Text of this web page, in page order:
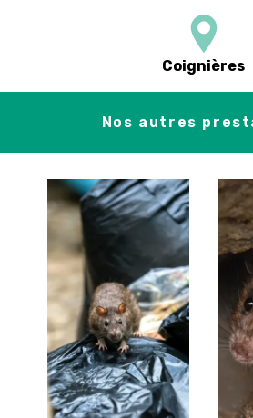
Coignières
Nos autres